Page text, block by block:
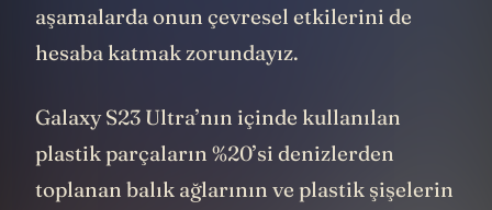
Doğumundan ölümüne kadar tüm
aşamalarda onun çevresel etkilerini de
Galaxy S23 Ultra’nın içinde kullanılan
plastik parçaların %20’si denizlerden